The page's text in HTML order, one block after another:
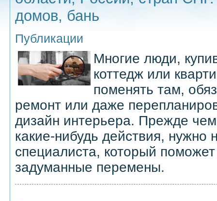
домов, бань
Публикации
Многие люди,
коттедж или
поменять там,
ремонт или даже
дизайн интерьера. Прежде
какие-нибудь действия, нужно
специалиста, который
задуманные перемены.